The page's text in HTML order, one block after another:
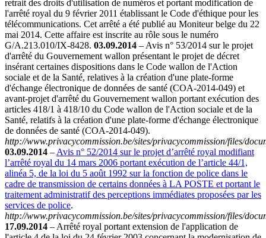
retrait des droits d'utilisation de numéros et portant modification de
l'arrêté royal du 9 février 2011 établissant le Code d'éthique pour les
télécommunications. Cet arrêté a été publié au Moniteur belge du 22
mai 2014. Cette affaire est inscrite au rôle sous le numéro
G/A.213.010/IX-8428. 03.09.2014 – Avis n° 53/2014 sur le projet
d'arrêté du Gouvernement wallon présentant le projet de décret
insérant certaines dispositions dans le Code wallon de l'Action
sociale et de la Santé, relatives à la création d'une plate-forme
d'échange électronique de données de santé (COA-2014-049) et
avant-projet d'arrêté du Gouvernement wallon portant exécution des
articles 418/1 à 418/10 du Code wallon de l'Action sociale et de la
Santé, relatifs à la création d'une plate-forme d'échange électronique
de données de santé (COA-2014-049).
http://www.privacycommission.be/sites/privacycommission/files/
03.09.2014 – Avis n° 52/2014 sur le projet d’arrêté royal modifiant
l’arrêté royal du 14 mars 2006 portant exécution de l’article 44/1,
alinéa 5, de la loi du 5 août 1992 sur la fonction de police dans le
cadre de transmission de certains données à LA POSTE et portant le
traitement administratif des perceptions immédiates proposées par les
services de police.
http://www.privacycommission.be/sites/privacycommission/files/
17.09.2014 – Arrêté royal portant extension de l'application de